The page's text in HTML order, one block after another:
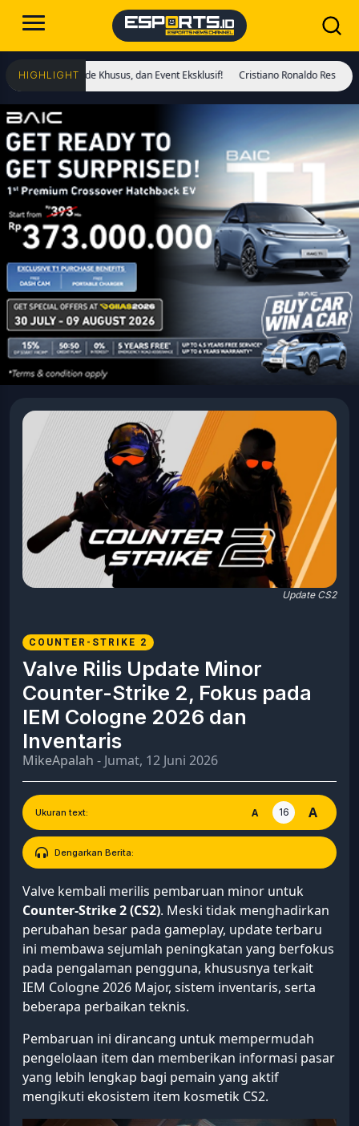
HIGHLIGHT
Mode Khusus, dan Event Eksklusif! Cristiano Ronaldo Resmi Jadi Global
Update CS2
COUNTER-STRIKE 2
Valve Rilis Update Minor
Counter-Strike 2, Fokus pada
IEM Cologne 2026 dan
Inventaris
MikeApalah - Jumat, 12 Juni 2026
Ukuran text: A 16 A
Dengarkan Berita:
Valve kembali merilis pembaruan minor untuk
Counter-Strike 2 (CS2). Meski tidak menghadirkan
perubahan besar pada gameplay, update terbaru
ini membawa sejumlah peningkatan yang berfokus
pada pengalaman pengguna, khususnya terkait
IEM Cologne 2026 Major, sistem inventaris, serta
beberapa perbaikan teknis.
Pembaruan ini dirancang untuk mempermudah
pengelolaan item dan memberikan informasi pasar
yang lebih lengkap bagi pemain yang aktif
mengikuti ekosistem item kosmetik CS2.